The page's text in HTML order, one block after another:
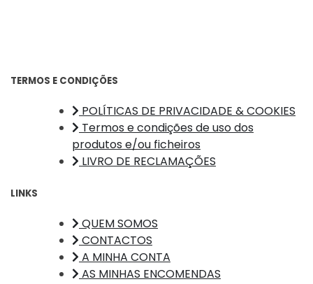
TERMOS E CONDIÇÕES
POLÍTICAS DE PRIVACIDADE & COOKIES
Termos e condições de uso dos
produtos e/ou ficheiros
LIVRO DE RECLAMAÇÕES
LINKS
QUEM SOMOS
CONTACTOS
A MINHA CONTA
AS MINHAS ENCOMENDAS